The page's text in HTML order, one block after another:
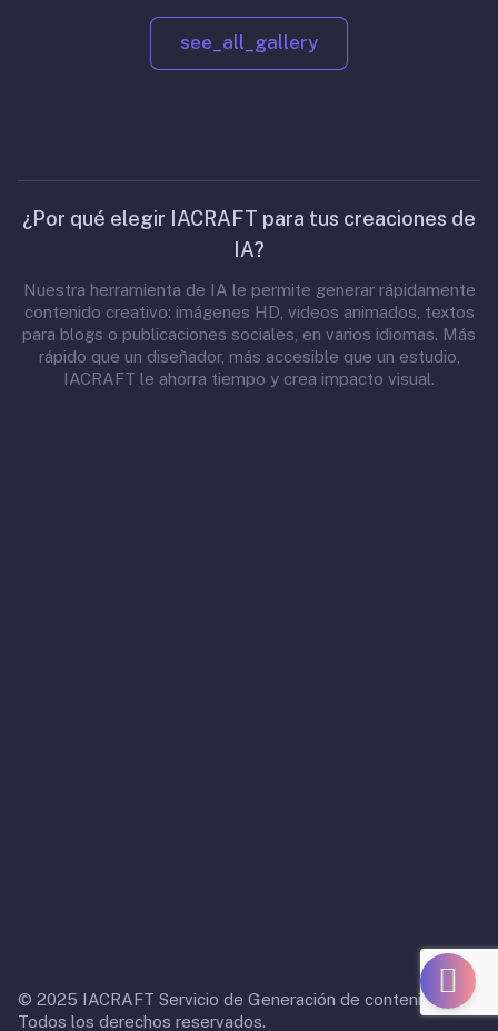
see_all_gallery
¿Por qué elegir IACRAFT para tus creaciones de
IA?
Nuestra herramienta de IA le permite generar rápidamente
contenido creativo: imágenes HD, videos animados, textos
para blogs o publicaciones sociales, en varios idiomas. Más
rápido que un diseñador, más accesible que un estudio,
IACRAFT le ahorra tiempo y crea impacto visual.
© 2025 IACRAFT Servicio de Generación de contenido IA.
Todos los derechos reservados.